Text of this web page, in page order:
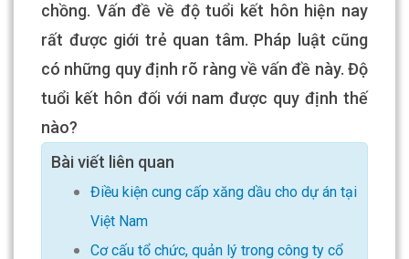
chồng. Vấn đề về độ tuổi kết hôn hiện nay
rất được giới trẻ quan tâm. Pháp luật cũng
có những quy định rõ ràng về vấn đề này. Độ
tuổi kết hôn đối với nam được quy định thế
nào?
Bài viết liên quan
Điều kiện cung cấp xăng dầu cho dự án tại
Việt Nam
Cơ cấu tổ chức, quản lý trong công ty cổ